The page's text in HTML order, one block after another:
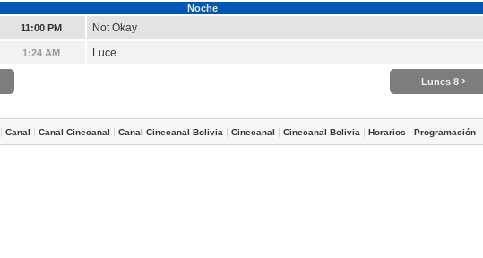
Noche
11:00 PM Not Okay
1:24 AM Luce
Lunes 8 ›
| Canal | Canal Cinecanal | Canal Cinecanal Bolivia | Cinecanal | Cinecanal Bolivia | Horarios | Programación